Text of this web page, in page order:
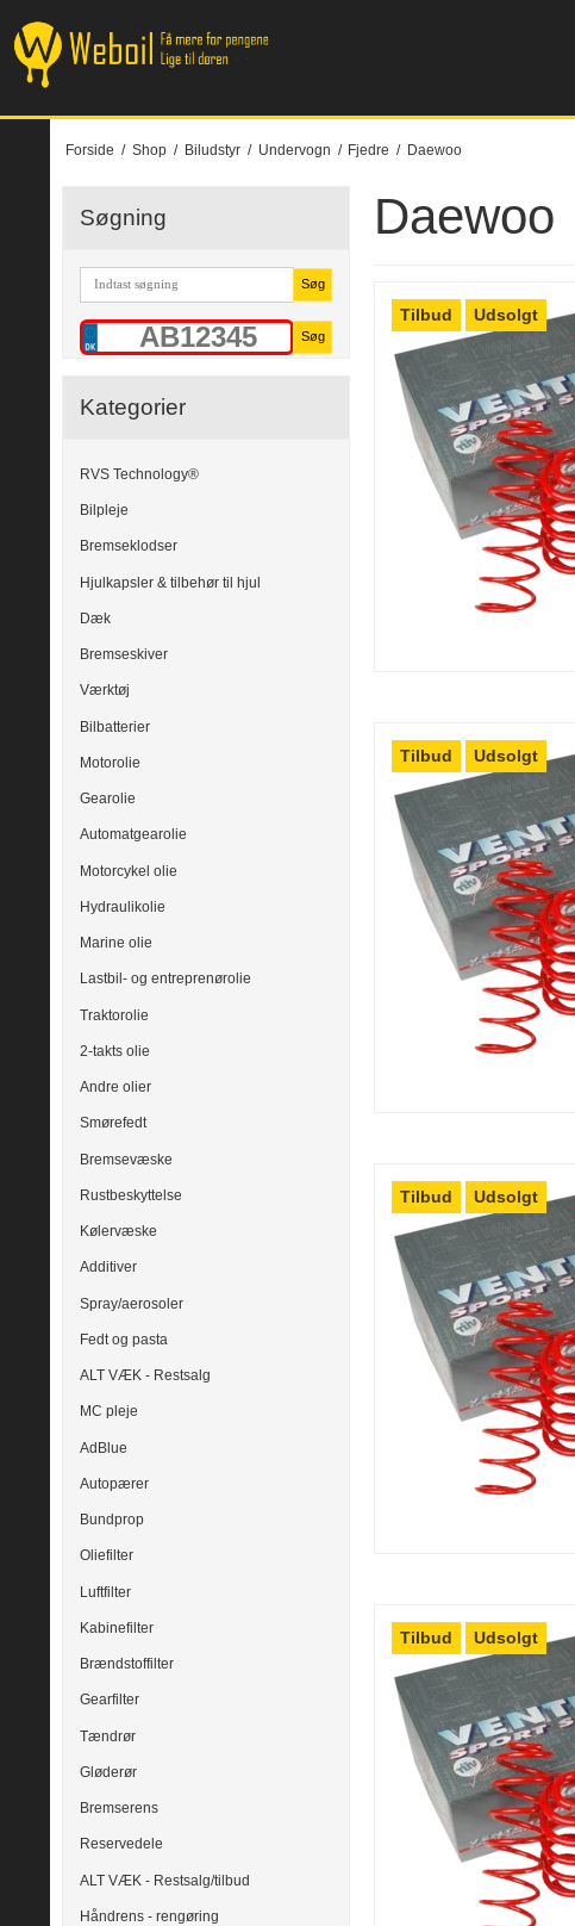
Forside / Shop / Biludstyr / Undervogn / Fjedre / Daewoo
Søgning
Søg
Søg
Kategorier
RVS Technology®
Bilpleje
Bremseklodser
Hjulkapsler & tilbehør til hjul
Dæk
Bremseskiver
Værktøj
Bilbatterier
Motorolie
Gearolie
Automatgearolie
Motorcykel olie
Hydraulikolie
Marine olie
Lastbil- og entreprenørolie
Traktorolie
2-takts olie
Andre olier
Smørefedt
Bremsevæske
Rustbeskyttelse
Kølervæske
Additiver
Spray/aerosoler
Fedt og pasta
ALT VÆK - Restsalg
MC pleje
AdBlue
Autopærer
Bundprop
Oliefilter
Luftfilter
Kabinefilter
Brændstoffilter
Gearfilter
Tændrør
Gløderør
Bremserens
Reservedele
ALT VÆK - Restsalg/tilbud
Håndrens - rengøring
Daewoo
Tilbud Udsolgt
Tilbud Udsolgt
Tilbud Udsolgt
Tilbud Udsolgt